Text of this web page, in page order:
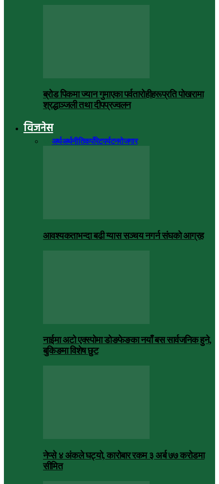
ब्रोड पिकमा ज्यान गुमाएका पर्वतारोहीहरूप्रति पोखरामा
श्रद्धाञ्जली तथा दीपप्रज्वलन
विजनेस
अर्थअर्थनीतिकर्पोरेटपर्यटनरोजगार
आवश्यकताभन्दा बढी ग्यास सञ्चय नगर्न संघकाे आग्रह
नाईमा अटो एक्स्पोमा डोङफेङका नयाँ बस सार्वजनिक हुने,
बुकिङमा विशेष छुट
नेप्से ४ अंकले घट्यो, कारोबार रकम ३ अर्ब ७७ करोडमा
सीमित